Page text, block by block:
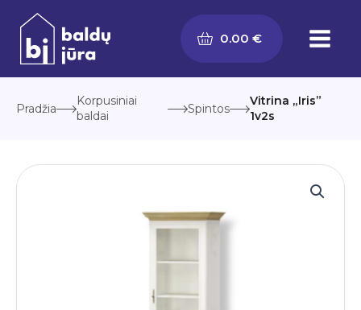
Pereiti
prie
turinio
0.00 €
Pradžia
Korpusiniai
baldai
Spintos
Vitrina „Iris”
1v2s